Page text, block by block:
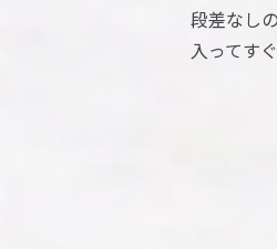
段差なし
入ってす